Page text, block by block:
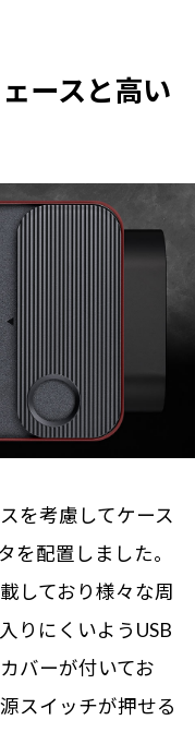
ースと高い
を考慮してケース
を配置しました。
しており様々な周
りにくいようUSB
バーが付いてお
スイッチが押せる